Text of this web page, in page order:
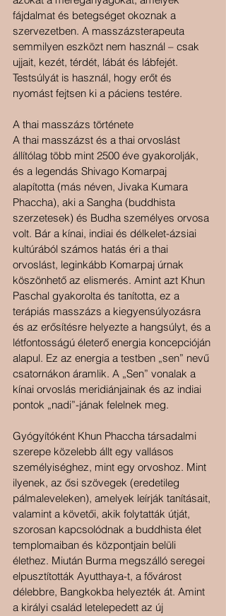
fájdalmat és betegséget okoznak a
szervezetben. A masszázsterapeuta
semmilyen eszközt nem használ – csak
ujjait, kezét, térdét, lábát és lábfejét.
Testsúlyát is használ, hogy erőt és
nyomást fejtsen ki a páciens testére.
A thai masszázs története
A thai masszázst és a thai orvoslást
állítólag több mint 2500 éve gyakorolják,
és a legendás Shivago Komarpaj
alapította (más néven, Jivaka Kumara
Phaccha), aki a Sangha (buddhista
szerzetesek) és Budha személyes orvosa
volt. Bár a kínai, indiai és délkelet-ázsiai
kultúrából számos hatás éri a thai
orvoslást, leginkább Komarpaj úrnak
köszönhető az elismerés. Amint azt Khun
Paschal gyakorolta és tanította, ez a
terápiás masszázs a kiegyensúlyozásra
és az erősítésre helyezte a hangsúlyt, és a
létfontosságú életerő energia koncepcióján
alapul. Ez az energia a testben „sen” nevű
csatornákon áramlik. A „Sen” vonalak a
kínai orvoslás meridiánjainak és az indiai
pontok „nadi”-jának felelnek meg.
Gyógyítóként Khun Phaccha társadalmi
szerepe közelebb állt egy vallásos
személyiséghez, mint egy orvoshoz. Mint
ilyenek, az ősi szövegek (eredetileg
pálmaleveleken), amelyek leírják tanításait,
valamint a követői, akik folytatták útját,
szorosan kapcsolódnak a buddhista élet
templomaiban és központjain belüli
élethez. Miután Burma megszálló seregei
elpusztították Ayutthaya-t, a fővárost
délebbre, Bangkokba helyezték át. Amint
a királyi család letelepedett az új